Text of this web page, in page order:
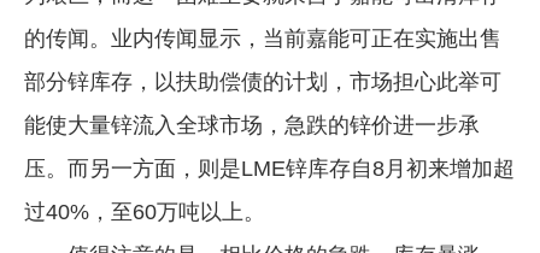
的传闻。业内传闻显示，当前嘉能可正在实施出售
部分锌库存，以扶助偿债的计划，市场担心此举可
能使大量锌流入全球市场，急跌的锌价进一步承
压。而另一方面，则是LME锌库存自8月初来增加超
过40%，至60万吨以上。